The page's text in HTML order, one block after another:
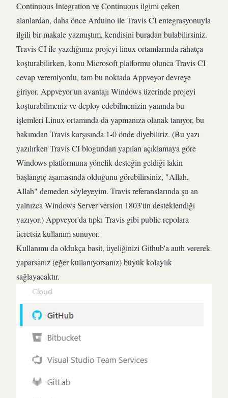
Continuous Integration ve Continuous ilgimi çeken
alanlardan, daha önce Arduino ile Travis CI entegrasyonuyla
ilgili bir makale yazmıştım, kendisini buradan bulabilirsiniz.
Travis CI ile yazdığımız projeyi linux ortamlarında rahatça
koşturabilirken, konu Microsoft platformu olunca Travis CI
cevap veremiyordu, tam bu noktada Appveyor devreye
giriyor. Appveyor'un avantajı Windows üzerinde projeyi
koşturabilmeniz ve deploy edebilmenizin yanında bu
işlemleri Linux ortamında da yapmanıza olanak tanıyor, bu
bakımdan Travis karşısında 1-0 önde diyebiliriz. (Bu yazı
yazılırken Travis CI blogundan yapılan açıklamaya göre
Windows platformuna yönelik desteğin geldiği lakin
başlangıç aşamasında olduğunu görebilirsiniz, "Allah,
Allah" demeden söyleyeyim. Travis referanslarında şu an
yalnızca Windows Server version 1803'ün desteklendiği
yazıyor.) Appveyor'da tıpkı Travis gibi public repolara
ücretsiz kullanım sunuyor.
Kullanımı da oldukça basit, üyeliğinizi Github'a auth vererek
yaparsanız (eğer kullanıyorsanız) büyük kolaylık
sağlayacaktır.